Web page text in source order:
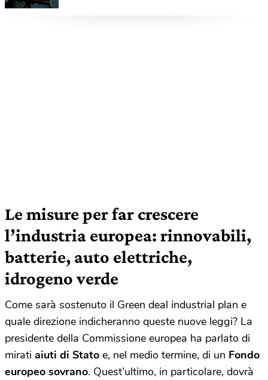
Le misure per far crescere
l’industria europea: rinnovabili,
batterie, auto elettriche,
idrogeno verde
Come sarà sostenuto il Green deal industrial plan e
quale direzione indicheranno queste nuove leggi? La
presidente della Commissione europea ha parlato di
mirati aiuti di Stato e, nel medio termine, di un Fondo
europeo sovrano. Quest’ultimo, in particolare, dovrà